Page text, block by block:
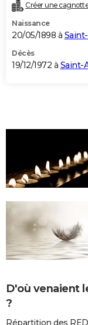
Créer une
Naissance
20/05/1898 à
Décès
19/12/1972 à Saint-
D'où venaient
?
Répartition des